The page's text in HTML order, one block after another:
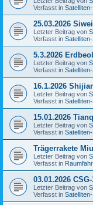
Verfasst in
25.03.2026
Letzter Beitrag von
Verfasst in
5.3.2026
Letzter Beitrag von
Verfasst in
16.1.2026
Letzter Beitrag von
Verfasst in
15.01.2026
Letzter Beitrag von
Verfasst in
Trägerrakete
Letzter Beitrag von
Verfasst in
03.01.2026
Letzter Beitrag von
Verfasst in